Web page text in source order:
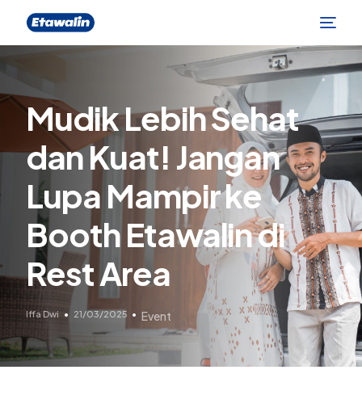
Mudik Lebih Sehat
dan Kuat! Jangan
Lupa Mampir ke
Booth Etawalin di
Rest Area
Iffa Dwi 21/03/2025 Event